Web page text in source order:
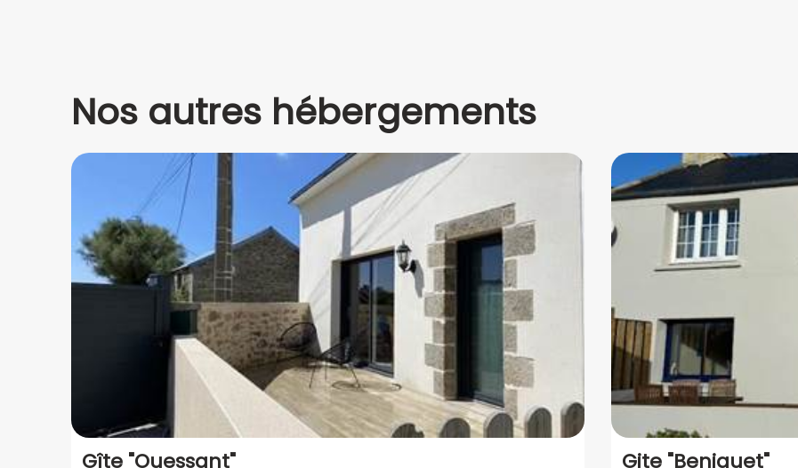
Nos autres hébergements
Gîte "Ouessant" Gite "Beniguet"